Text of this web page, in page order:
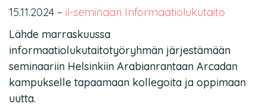
15.11.2024 – il-seminaari Informaatiolukutaito
Lähde marraskuussa
informaatiolukutaitotyöryhmän järjestämään
seminaariin Helsinkiin Arabianrantaan Arcadan
kampukselle tapaamaan kollegoita ja oppimaan
uutta.